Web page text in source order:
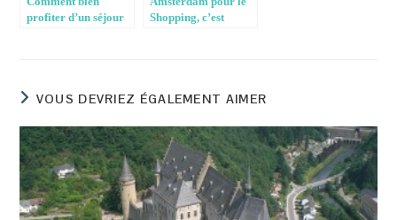
profiter d’un séjour
Shopping, c’est
VOUS DEVRIEZ ÉGALEMENT AIMER